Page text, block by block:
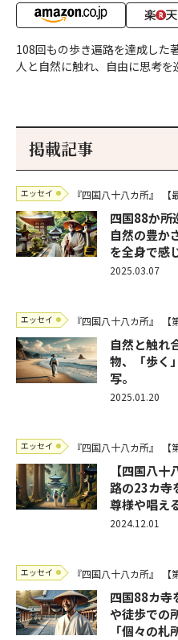
108回もの歩き遍路を達成した
人と自然に触れ、自由に思考を
掲載記事
エッセイ 『四国八十八カ所』 【
四国88か所
自然の豊か
を全身で感
2025.03.07
エッセイ 『四国八十八カ所』 【
自然と触れ
物、「歩く
写。
2025.01.20
エッセイ 『四国八十八カ所』 【
【四国八
路の23カ寺
尊様や唱え
2024.12.01
エッセイ 『四国八十八カ所』 【
四国88カ寺
や徒歩での
「個々の